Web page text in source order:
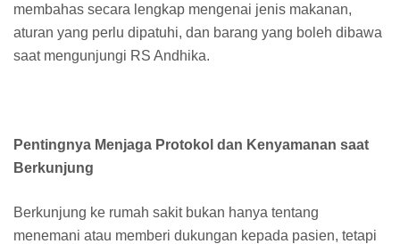
membahas secara lengkap mengenai jenis makanan,
aturan yang perlu dipatuhi, dan barang yang boleh dibawa
saat mengunjungi RS Andhika.
Pentingnya Menjaga Protokol dan Kenyamanan saat
Berkunjung
Berkunjung ke rumah sakit bukan hanya tentang
menemani atau memberi dukungan kepada pasien, tetapi